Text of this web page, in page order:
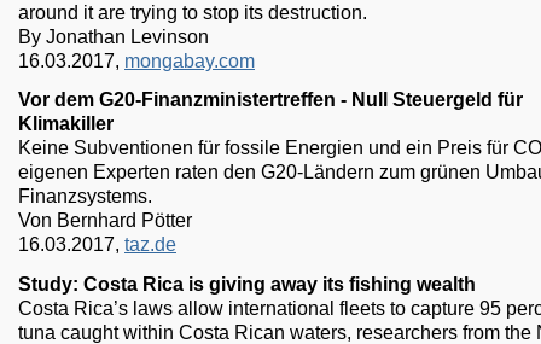
around it are trying to stop its destruction.
By Jonathan Levinson
16.03.2017, mongabay.com
Vor dem G20-Finanzministertreffen - Null Steuergeld für
Klimakiller
Keine Subventionen für fossile Energien und ein Preis für
eigenen Experten raten den G20-Ländern zum grünen
Finanzsystems.
Von Bernhard Pötter
16.03.2017, taz.de
Study: Costa Rica is giving away its fishing wealth
Costa Rica’s laws allow international fleets to capture 95
tuna caught within Costa Rican waters, researchers from the